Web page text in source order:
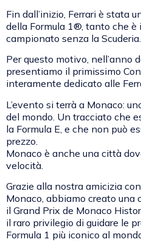
Fin dall’inizio, Ferrari è stata
della Formula 1®, tanto che
campionato senza la Scuderia.
Per questo motivo, nell’anno
presentiamo il primissimo
interamente dedicato alle
L’evento si terrà a Monaco:
del mondo. Un tracciato che
la Formula E, e che non può
prezzo.
Monaco è anche una città
velocità.
Grazie alla nostra amicizia
Monaco, abbiamo creato una
il Grand Prix de Monaco
il raro privilegio di guidare le
Formula 1 più iconico al